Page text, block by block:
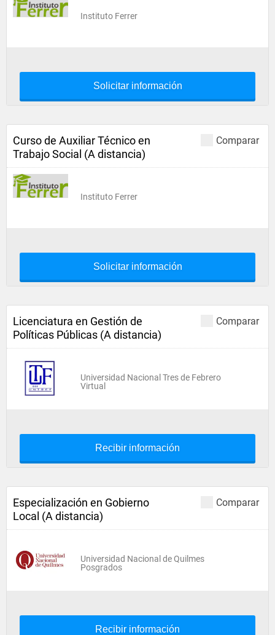
Instituto Ferrer
Solicitar información
Comparar
Curso de Auxiliar Técnico en
Trabajo Social (A distancia)
Instituto Ferrer
Solicitar información
Comparar
Licenciatura en Gestión de
Políticas Públicas (A distancia)
Universidad Nacional Tres de Febrero
Virtual
Recibir información
Comparar
Especialización en Gobierno
Local (A distancia)
Universidad Nacional de Quilmes
Posgrados
Recibir información